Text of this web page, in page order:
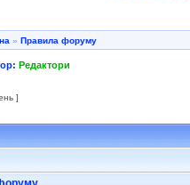
» Правила форуму
Редактори
]